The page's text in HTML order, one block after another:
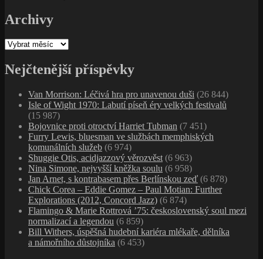
Archivy
Archivy
Nejčtenější příspěvky
Van Morrison: Léčivá hra pro unavenou duši (26 844)
Isle of Wight 1970: Labutí píseň éry velkých festivalů
(15 987)
Bojovnice proti otroctví Harriet Tubman (7 451)
Furry Lewis, bluesman ve službách memphiských
komunálních služeb (6 974)
Shuggie Otis, acidjazzový věrozvěst (6 963)
Nina Simone, nejvyšší kněžka soulu (6 958)
Jan Arnet, s kontrabasem přes Berlínskou zeď (6 878)
Chick Corea – Eddie Gomez – Paul Motian: Further
Explorations (2012, Concord Jazz) (6 874)
Flamingo & Marie Rottrová ’75: československý soul mezi
normalizací a legendou (6 859)
Bill Withers, úspěšná hudební kariéra mlékaře, dělníka
a námořního důstojníka (6 453)